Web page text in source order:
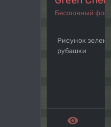
Бесшовный фон
Рисунок
рубашки
remove_red_eye